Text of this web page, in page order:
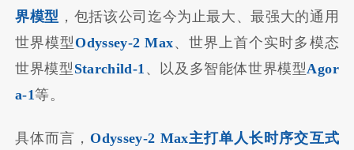
界模型 ，包括该公司迄今为止最大、最强大的通用
世界模型 Odyssey-2 Max、世界上首个实时多模态
世界模型 Starchild-1 、以及多智能体世界模型Agor
a-1等。
具体而言， Odyssey-2 Max主打单人长时序交互式